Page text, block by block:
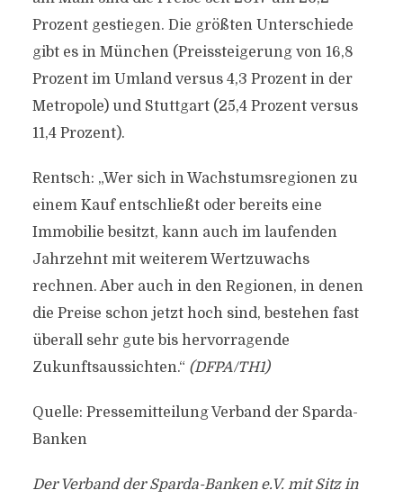
Prozent gestiegen. Die größten Unterschiede
gibt es in München (Preissteigerung von 16,8
Prozent im Umland versus 4,3 Prozent in der
Metropole) und Stuttgart (25,4 Prozent versus
11,4 Prozent).
Rentsch: „Wer sich in Wachstumsregionen zu
einem Kauf entschließt oder bereits eine
Immobilie besitzt, kann auch im laufenden
Jahrzehnt mit weiterem Wertzuwachs
rechnen. Aber auch in den Regionen, in denen
die Preise schon jetzt hoch sind, bestehen fast
überall sehr gute bis hervorragende
Zukunftsaussichten.“ (DFPA/TH1)
Quelle: Pressemitteilung Verband der Sparda-
Banken
Der Verband der Sparda-Banken e.V. mit Sitz in